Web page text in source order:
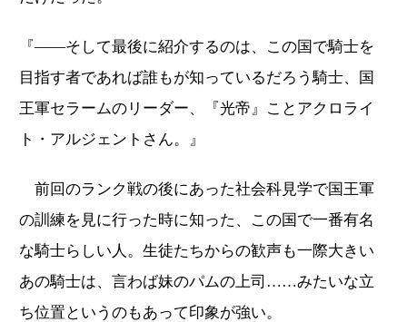
『――そして最後に紹介するのは、この国で騎士を
目指す者であれば誰もが知っているだろう騎士、国
王軍セラームのリーダー、『光帝』ことアクロライ
ト・アルジェントさん。』
前回のランク戦の後にあった社会科見学で国王軍
の訓練を見に行った時に知った、この国で一番有名
な騎士らしい人。生徒たちからの歓声も一際大きい
あの騎士は、言わば妹のパムの上司……みたいな立
ち位置というのもあって印象が強い。